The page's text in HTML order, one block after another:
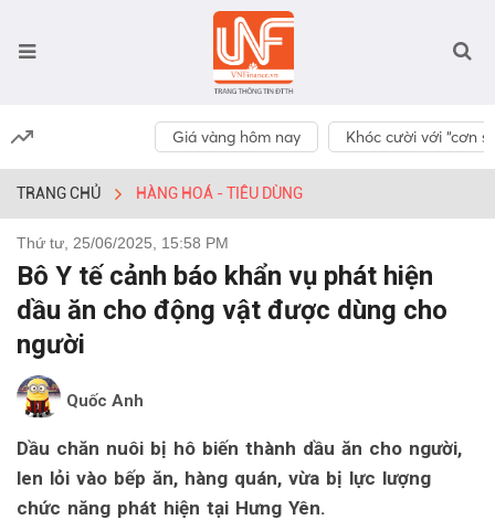
Giá vàng hôm nay Khóc cười với “cơn
TRANG CHỦ HÀNG HOÁ - TIÊU DÙNG
Thứ tư, 25/06/2025, 15:58 PM
Bô Y tế cảnh báo khẩn vụ phát hiện
dầu ăn cho động vật được dùng cho
người
Quốc Anh
Dầu chăn nuôi bị hô biến thành dầu ăn cho người,
len lỏi vào bếp ăn, hàng quán, vừa bị lực lượng
chức năng phát hiện tại Hưng Yên.